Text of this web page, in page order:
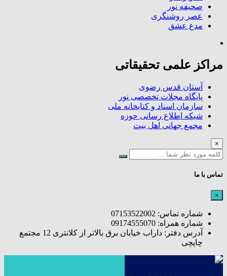
صحیفه نور
عصر روشنگری
مدع عشق
مراکز علمی تحقیقاتی
آستان قدس رضوی
پایگاه مجلات تخصصی نور
سازمان اسناد و کتابخانه ملی
شبکه اطلاع رسانی حوزه
مجمع جهانی اهل بیت
×
تماس با ما
×
شماره تماس: 07153522002
شماره همراه: 09174555070
آدرس دفتر: داراب خیابان برق بالاتر از کلانتری 12 مجتمع
چاپچی